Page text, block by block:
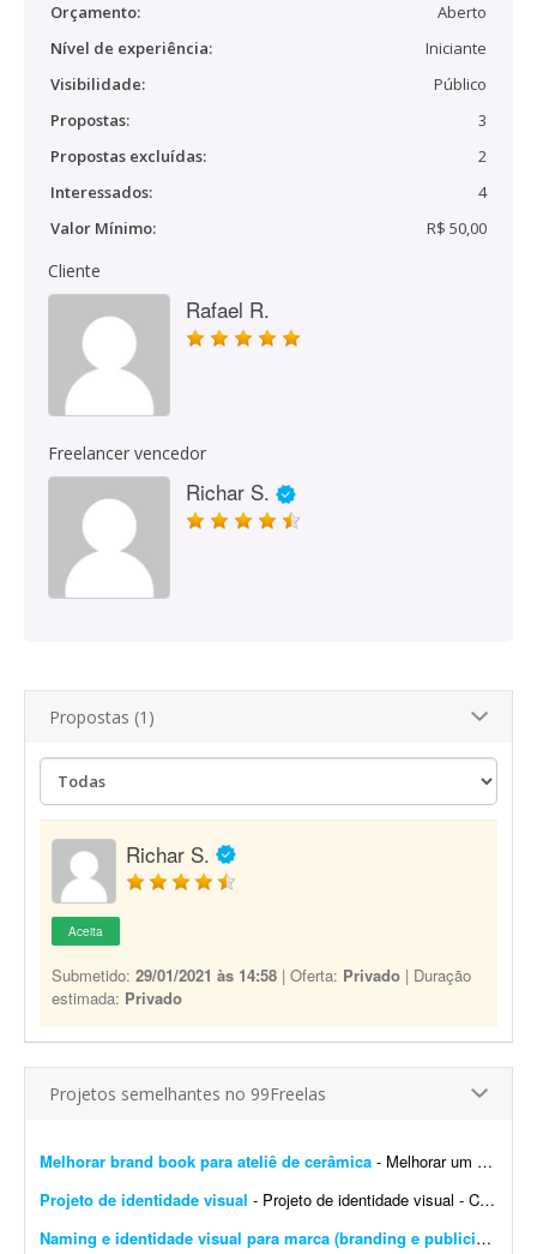
Orçamento:
Aberto
Nível de experiência:
Iniciante
Visibilidade:
Público
Propostas:
3
Propostas excluídas:
2
Interessados:
4
Valor Mínimo:
R$ 50,00
Cliente
Rafael R.
Freelancer vencedor
Richar S.
Propostas (1)
Richar S.
Aceita
Submetido: 29/01/2021 às 14:58 | Oferta: Privado | Duração
estimada: Privado
Projetos semelhantes no 99Freelas
Melhorar brand book para ateliê de cerâmica - Melhorar um brand book existente para um ateliê de cerâmica, além de toda a parte de papelaria; por exemplo: - Essência da marca - Propósito - Missão - Vis&a...
Projeto de identidade visual - Projeto de identidade visual - CJ Gonçalves 1. Sobre o projeto Estamos desenvolvendo a nova identidade visual da CJ Gonçalves, uma empresa do segmento imobiliário que atua co...
Naming e identidade visual para marca (branding e publicidade)